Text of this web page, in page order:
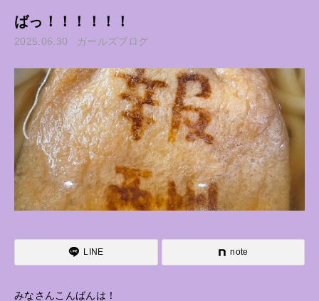
ばっ！！！！！！
2025.06.30 ガールズブログ
LINE note
みなさんこんばんは！